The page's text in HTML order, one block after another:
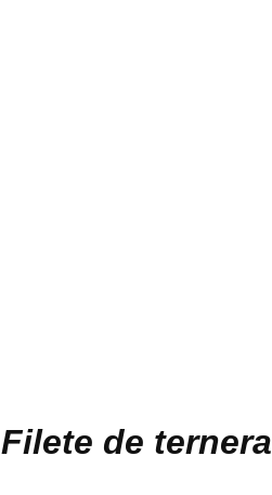
Filete de ternera